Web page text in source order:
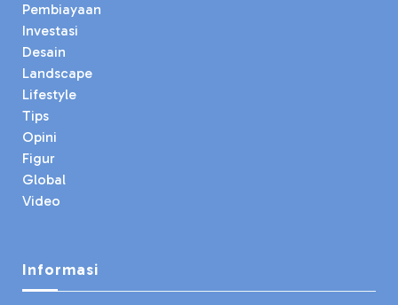
Pembiayaan
Investasi
Desain
Landscape
Lifestyle
Tips
Opini
Figur
Global
Video
Informasi